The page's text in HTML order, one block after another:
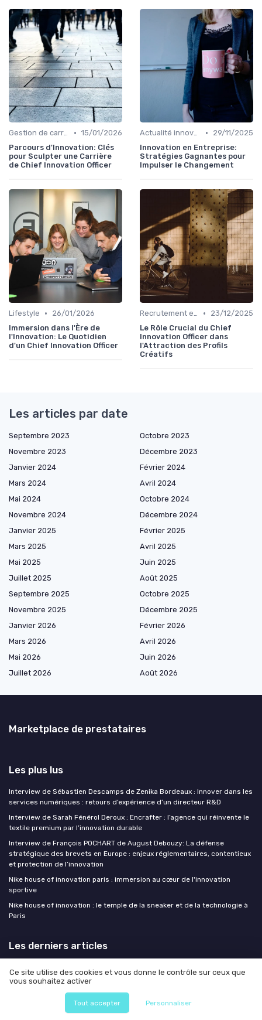
Gestion de carrière en innovation • 15/01/2026
Parcours d'Innovation: Clés
pour Sculpter une Carrière
de Chief Innovation Officer
Actualité innovation •
29/11/2025
Innovation en Entreprise:
Stratégies Gagnantes pour
Impulser le Changement
Lifestyle •
26/01/2026
Immersion dans l'Ère de
l'Innovation: Le Quotidien
d'un Chief Innovation Officer
Recrutement en innovation •
23/12/2025
Le Rôle Crucial du Chief
Innovation Officer dans
l'Attraction des Profils
Créatifs
Les articles par date
Septembre 2023
Octobre 2023
Novembre 2023
Décembre 2023
Janvier 2024
Février 2024
Mars 2024
Avril 2024
Mai 2024
Octobre 2024
Novembre 2024
Décembre 2024
Janvier 2025
Février 2025
Mars 2025
Avril 2025
Mai 2025
Juin 2025
Juillet 2025
Août 2025
Septembre 2025
Octobre 2025
Novembre 2025
Décembre 2025
Janvier 2026
Février 2026
Mars 2026
Avril 2026
Mai 2026
Juin 2026
Juillet 2026
Août 2026
Marketplace de prestataires
Les plus lus
Interview de Sébastien Descamps de Zenika Bordeaux : Innover dans les
services numériques : retours d’expérience d’un directeur R&D
Interview de Sarah Fénérol Deroux : Encrafter : l’agence qui réinvente le
textile premium par l’innovation durable
Interview de François POCHART de August Debouzy: La défense
stratégique des brevets en Europe : enjeux réglementaires, contentieux
et protection de l’innovation
Nike house of innovation paris : immersion au cœur de l'innovation
sportive
Nike house of innovation : le temple de la sneaker et de la technologie à
Paris
Les derniers articles
responsable
Formation RSE en ligne : un levier stratégique pour les Chief Innovation
Ce site utilise des cookies et vous donne le contrôle sur ceux que
vous souhaitez activer
Tout accepter Personnaliser